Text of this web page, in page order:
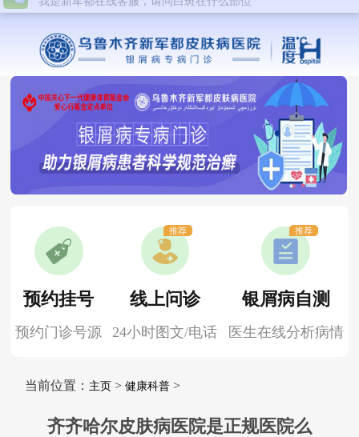
预约挂号
预约门诊号源
线上问诊
24小时图文/电话
推荐
银屑病自测
医生在线分析病情
推荐
当前位置： 主页> 健康科普>
齐齐哈尔皮肤病医院是正规医院么